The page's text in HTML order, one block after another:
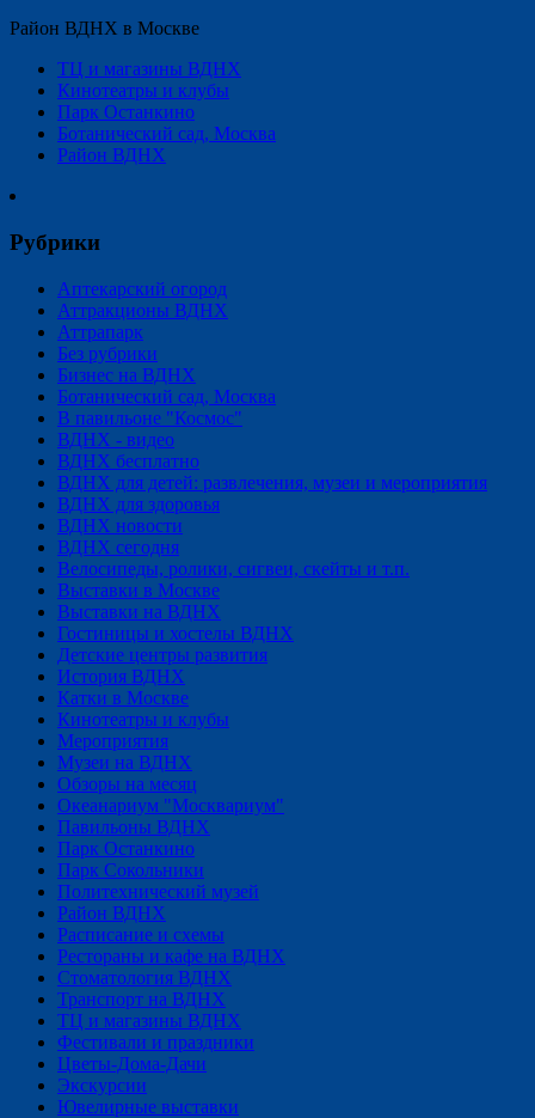
Район ВДНХ в Москве
ТЦ и магазины ВДНХ
Кинотеатры и клубы
Парк Останкино
Ботанический сад, Москва
Район ВДНХ
Рубрики
Аптекарский огород
Аттракционы ВДНХ
Аттрапарк
Без рубрики
Бизнес на ВДНХ
Ботанический сад, Москва
В павильоне "Космос"
ВДНХ - видео
ВДНХ бесплатно
ВДНХ для детей: развлечения, музеи и мероприятия
ВДНХ для здоровья
ВДНХ новости
ВДНХ сегодня
Велосипеды, ролики, сигвеи, скейты и т.п.
Выставки в Москве
Выставки на ВДНХ
Гостиницы и хостелы ВДНХ
Детские центры развития
История ВДНХ
Катки в Москве
Кинотеатры и клубы
Мероприятия
Музеи на ВДНХ
Обзоры на месяц
Океанариум "Москвариум"
Павильоны ВДНХ
Парк Останкино
Парк Сокольники
Политехнический музей
Район ВДНХ
Расписание и схемы
Рестораны и кафе на ВДНХ
Стоматология ВДНХ
Транспорт на ВДНХ
ТЦ и магазины ВДНХ
Фестивали и праздники
Цветы-Дома-Дачи
Экскурсии
Ювелирные выставки